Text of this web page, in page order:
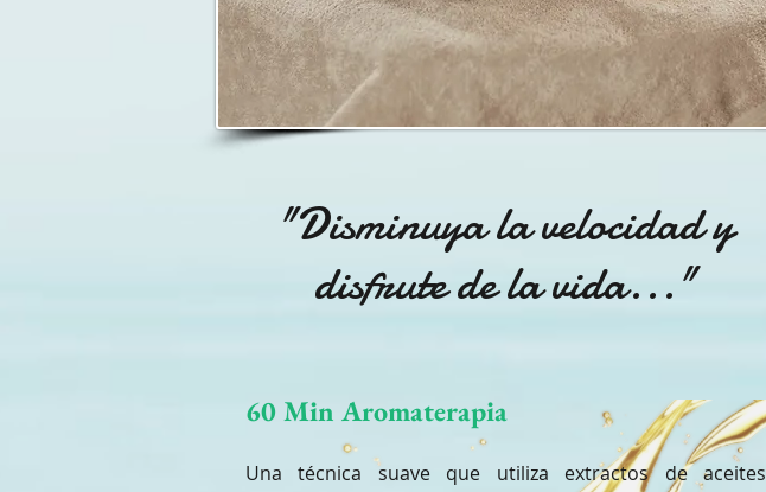
"Disminuya la velocidad y
disfrute de la vida..."
60 Min Aromaterapia
Una técnica suave que utiliza extractos de aceites